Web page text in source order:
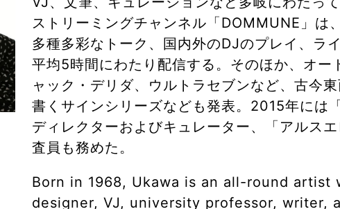
ストリーミングチャンネル「DOMMUNE」は
多種多彩なトーク、国内外のDJのプレイ、ラ
平均5時間にわたり配信する。そのほか、オ
ャック・デリダ、ウルトラセブンなど、古今
書くサインシリーズなども発表。2015年には
ディレクターおよびキュレーター、「アルス
査員も務めた。
Born in 1968, Ukawa is an all-round artist
designer, VJ, university professor, writer,